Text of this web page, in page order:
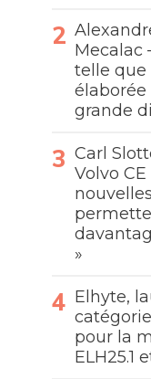
Mecalac
telle que
grande
Carl
Volvo
»
Elhyte,
pour la
ELH25.1